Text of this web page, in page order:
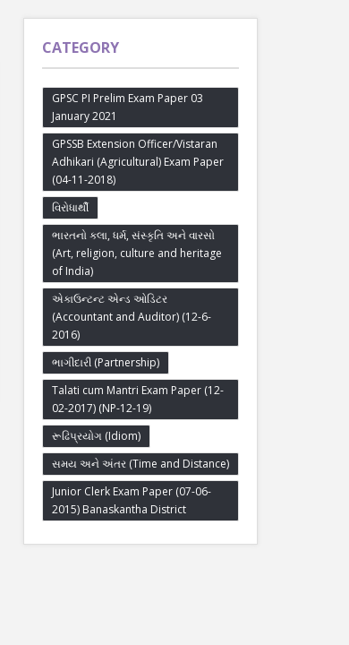
CATEGORY
GPSC PI Prelim Exam Paper 03
January 2021
GPSSB Extension Officer/Vistaran
Adhikari (Agricultural) Exam Paper
(04-11-2018)
વિરોધાર્થી
ભારતનો કલા, ધર્મ, સંસ્કૃતિ અને વારસો
(Art, religion, culture and heritage
of India)
એકાઉન્ટન્ટ એન્ડ ઓડિટર
(Accountant and Auditor) (12-6-
2016)
ભાગીદારી (Partnership)
Talati cum Mantri Exam Paper (12-
02-2017) (NP-12-19)
રૂઢિપ્રયોગ (Idiom)
સમય અને અંતર (Time and Distance)
Junior Clerk Exam Paper (07-06-
2015) Banaskantha District